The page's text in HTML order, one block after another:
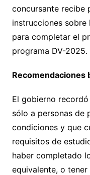
concursante recibe
instrucciones
para completar el
programa DV-2025.
Recomendaciones
El gobierno
sólo a personas de
condiciones y que
requisitos de
haber completado
equivalente, o